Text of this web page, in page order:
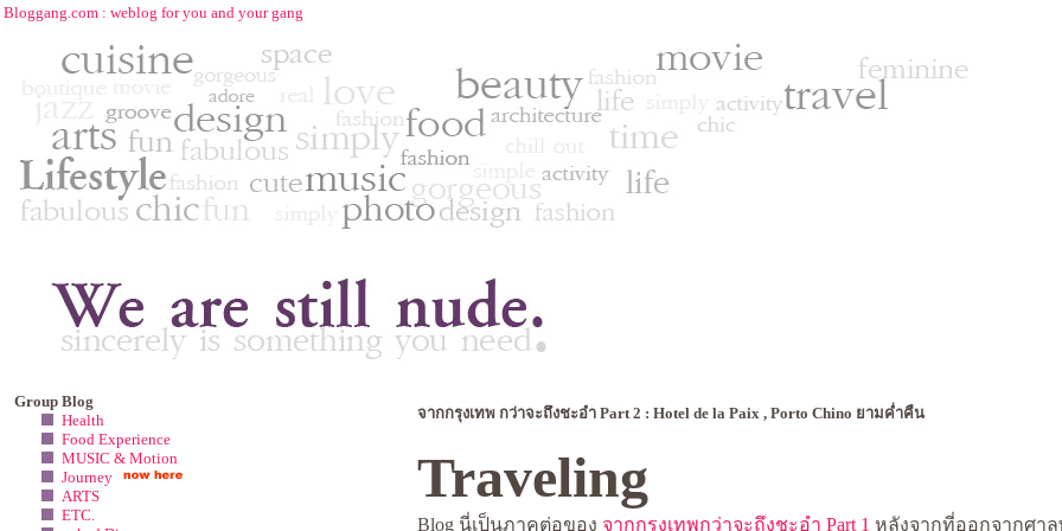
Bloggang.com : weblog for you and your gang
Group Blog
Health
Food Experience
MUSIC & Motion
Journey
ARTS
ETC.
จากกรุงเทพ กว่าจะถึงชะอำ Part 2 : Hotel de la Paix , Porto Chino ยามค่ำคืน
Traveling
Blog นี่เป็นภาคต่อของ จากกรุงเทพกว่าจะถึงชะอำ Part 1 หลังจากที่ออกจากศา